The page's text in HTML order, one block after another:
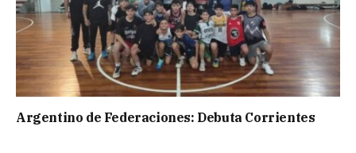
Argentino de Federaciones: Debuta Corrientes